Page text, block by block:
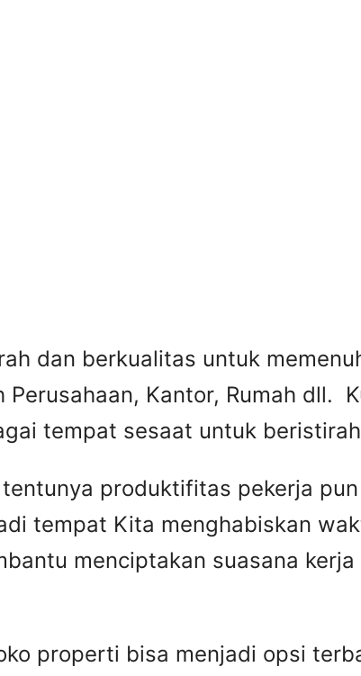
dan berkualitas untuk
Kantor, Rumah dll.
tempat sesaat untuk
produktifitas pekerja
tempat Kita menghabiskan
menciptakan suasana
properti bisa menjadi opsi